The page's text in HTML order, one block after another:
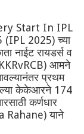
Start In IPL
2025) च्या
नाईट रायडर्स व
आमने
प्रथम
केकेआरने 174
कर्णधार
Rahane) याने